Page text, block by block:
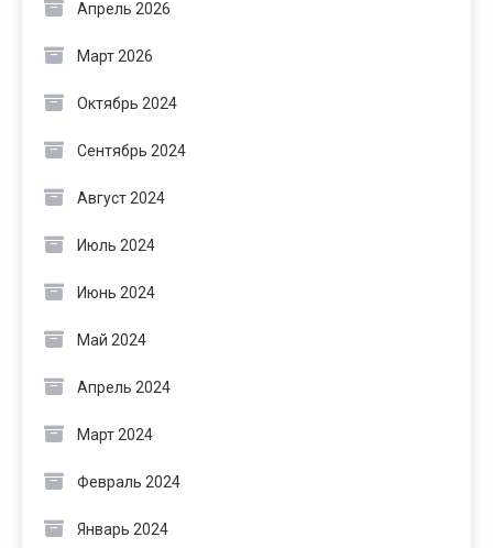
Апрель 2026
Март 2026
Октябрь 2024
Сентябрь 2024
Август 2024
Июль 2024
Июнь 2024
Май 2024
Апрель 2024
Март 2024
Февраль 2024
Январь 2024